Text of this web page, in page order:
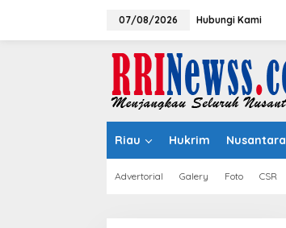
07/08/2026 Hubungi Kami
Riau Hukrim Nusantara
Advertorial Galery Foto CSR